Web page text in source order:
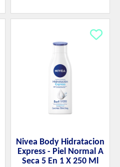
Nivea Body Hidratacion
Express - Piel Normal A
Seca 5 En 1 X 250 Ml